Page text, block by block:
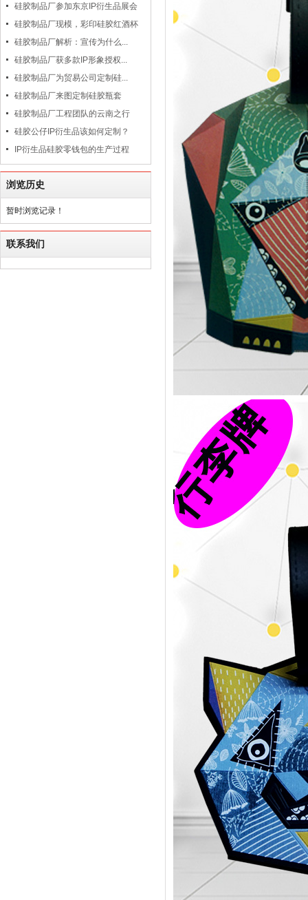
硅胶制品厂参加东京IP衍生品展会
硅胶制品厂现模，彩印硅胶红酒杯
硅胶制品厂解析：宣传为什么...
硅胶制品厂获多款IP形象授权...
硅胶制品厂为贸易公司定制硅...
硅胶制品厂来图定制硅胶瓶套
硅胶制品厂工程团队的云南之行
硅胶公仔IP衍生品该如何定制？
IP衍生品硅胶零钱包的生产过程
浏览历史
暂时浏览记录！
联系我们